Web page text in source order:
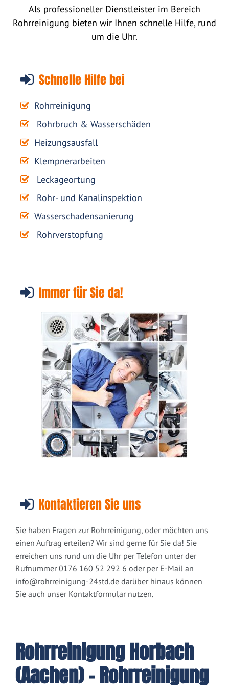
Als professioneller Dienstleister im Bereich
Rohrreinigung bieten wir Ihnen schnelle Hilfe, rund
um die Uhr.
Schnelle Hilfe bei
Rohrreinigung
Rohrbruch & Wasserschäden
Heizungsausfall
Klempnerarbeiten
Leckageortung
Rohr- und Kanalinspektion
Wasserschadensanierung
Rohrverstopfung
Immer für Sie da!
Kontaktieren Sie uns
Sie haben Fragen zur Rohrreinigung, oder möchten uns
einen Auftrag erteilen? Wir sind gerne für Sie da! Sie
erreichen uns rund um die Uhr per Telefon unter der
Rufnummer 0176 160 52 292 6 oder per E-Mail an
info@rohrreinigung-24std.de darüber hinaus können
Sie auch unser Kontaktformular nutzen.
Rohrreinigung Horbach
(Aachen) - Rohrreinigung